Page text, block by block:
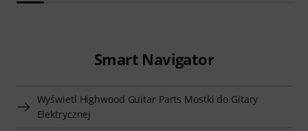
Smart Navigator
Wyświetl Highwood Guitar Parts Mostki do Gitary
Elektrycznej